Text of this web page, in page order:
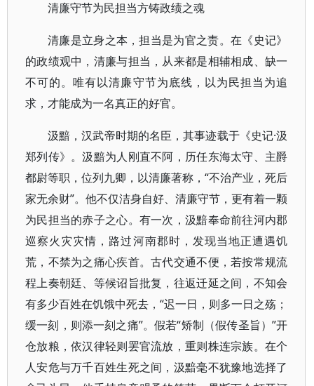
清廉守节为民担当方铸政绩之魂
清廉是立身之本，担当是为官之责。在《史记》
的政绩观中，清廉与担当，从来都是相辅相成、缺一
不可的。唯有以清廉守节为底线，以为民担当为追
求，才能成为一名真正的好官。
汲黯，汉武帝时期的名臣，其事迹载于《史记·汲
郑列传》。汲黯为人刚直不阿，历任东海太守、主爵
都尉等职，位列九卿，以清廉著称，“不治产业，死后
家无余财”。他不仅洁身自好、清廉守节，更有着一颗
为民担当的赤子之心。有一次，汲黯奉命前往河内郡
巡察火灾灾情，路过河南郡时，发现当地正遭遇饥
荒，不禁为之痛心疾首。古代交通不便，若按常规流
程上奏朝廷、等候诏旨批复，往返迁延之间，不知会
有多少百姓在饥饿中死去，“迟一日，则多一日之殇；
缓一刻，则添一刻之痛”。假若“矫制（假传圣旨）”开
仓放粮，依汉律轻则罢官流放，重则株连宗族。在个
人安危与万千百姓生死之间，汲黯毫不犹豫地选择了